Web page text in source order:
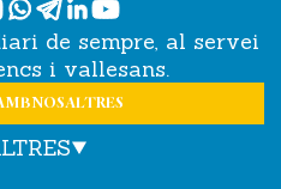
de sempre, al servei
i vallesans.
NOSALTRES